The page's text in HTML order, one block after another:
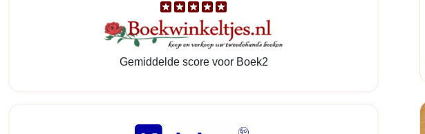
Gemiddelde score voor Boek2